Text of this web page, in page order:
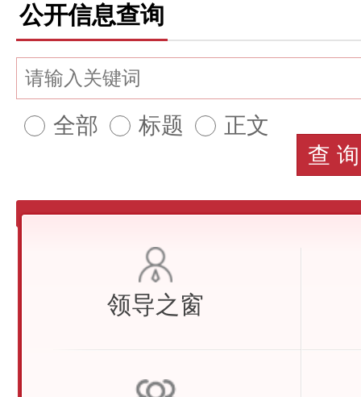
公开信息查询
查 询
全部 标题 正文
领导之窗